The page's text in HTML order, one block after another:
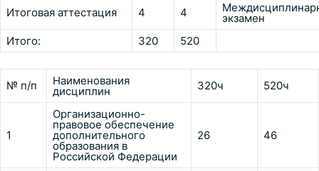
Итоговая аттестация 4 4
экзамен
Итого:
320 520
№ п/п Наименования
дисциплин 320ч 520ч
1
Организационно-
правовое обеспечение
дополнительного
образования в
Российской Федерации
26 46